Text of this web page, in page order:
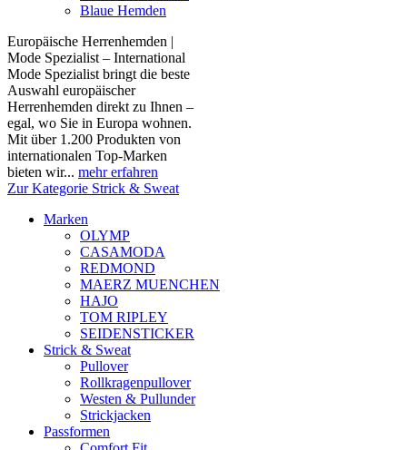
Blaue Hemden
Europäische Herrenhemden |
Mode Spezialist – International
Mode Spezialist bringt die beste
Auswahl europäischer
Herrenhemden direkt zu Ihnen –
egal, wo Sie in Europa wohnen.
Mit über 1.200 Produkten von
internationalen Top-Marken
bieten wir... mehr erfahren
Zur Kategorie Strick & Sweat
Marken
OLYMP
CASAMODA
REDMOND
MAERZ MUENCHEN
HAJO
TOM RIPLEY
SEIDENSTICKER
Strick & Sweat
Pullover
Rollkragenpullover
Westen & Pullunder
Strickjacken
Passformen